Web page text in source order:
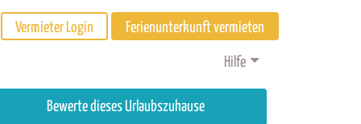
Vermieter Login Ferienunterkunft vermieten
Hilfe
Bewerte dieses Urlaubszuhause